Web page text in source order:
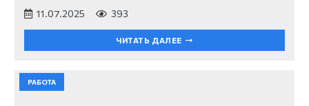
11.07.2025 393
ЧИТАТЬ ДАЛЕЕ
РАБОТА